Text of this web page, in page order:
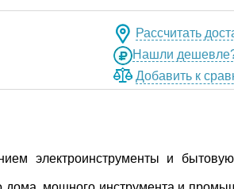
Рассчитать
Нашли
Добавить к
электроинструменты и бытовую